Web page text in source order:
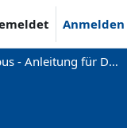
Anmelden
WueCampus - Anleitung für Dozenten und Kursbetreuer